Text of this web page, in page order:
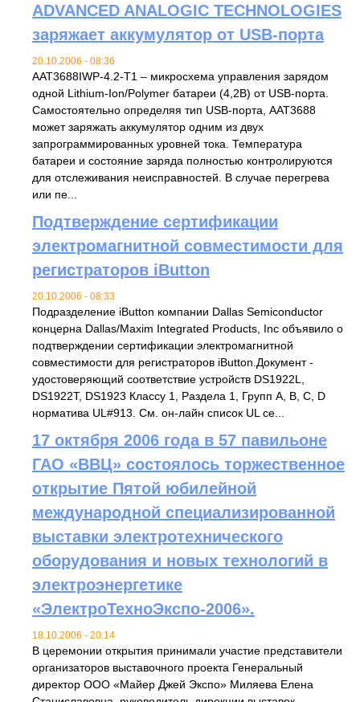
ADVANCED ANALOGIC TECHNOLOGIES
заряжает аккумулятор от USB-порта
20.10.2006 - 08:36
AAT3688IWP-4.2-T1 – микросхема управления зарядом
одной Lithium-Ion/Polymer батареи (4,2В) от USB-порта.
Самостоятельно определяя тип USB-порта, AAT3688
может заряжать аккумулятор одним из двух
запрограммированных уровней тока. Температура
батареи и состояние заряда полностью контролируются
для отслеживания неисправностей. В случае перегрева
или пе...
Подтверждение сертификации
электромагнитной совместимости для
регистраторов iButton
20.10.2006 - 08:33
Подразделение iButton компании Dallas Semiconductor
концерна Dallas/Maxim Integrated Products, Inc объявило о
подтверждении сертификации электромагнитной
совместимости для регистраторов iButton.Документ -
удостоверяющий соответствие устройств DS1922L,
DS1922T, DS1923 Классу 1, Раздела 1, Групп A, B, C, D
норматива UL#913. См. он-лайн список UL се...
17 октября 2006 года в 57 павильоне
ГАО «ВВЦ» состоялось торжественное
открытие Пятой юбилейной
международной специализированной
выставки электротехнического
оборудования и новых технологий в
электроэнергетике
«ЭлектроТехноЭкспо-2006».
18.10.2006 - 20:14
В церемонии открытия принимали участие представители
организаторов выставочного проекта Генеральный
директор ООО «Майер Джей Экспо» Миляева Елена